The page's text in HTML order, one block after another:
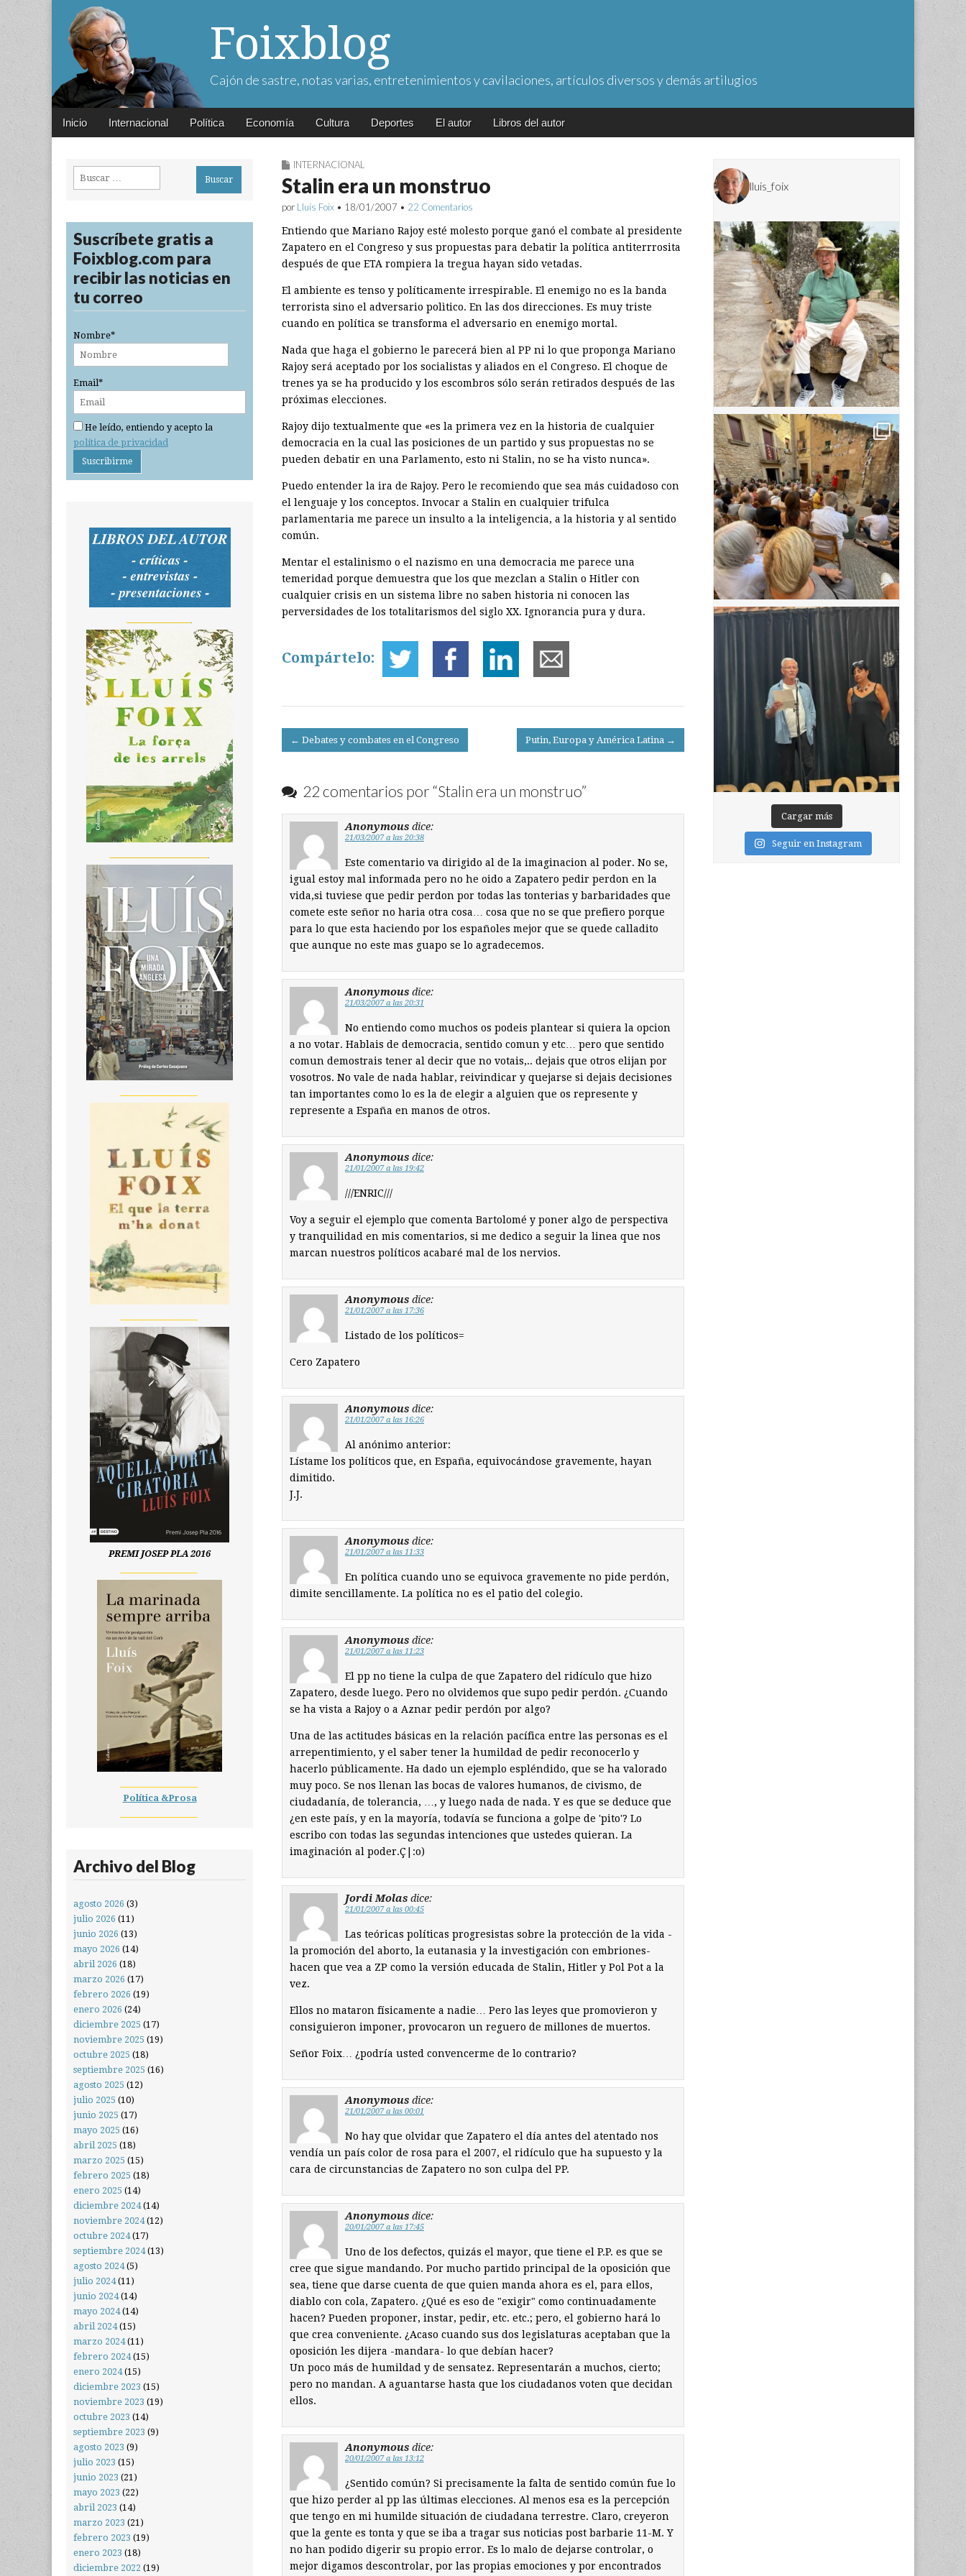
Foixblog
Cajón de sastre, notas varias, entretenimientos y cavilaciones, artículos diversos y demás artilugios
Main
Skip
Inicio Internacional Política Economía Cultura Deportes El autor Libros del autor
INTERNACIONAL
Stalin era un monstruo
por Lluís Foix • 18/01/2007 • 22 Comentarios
Entiendo que Mariano Rajoy esté molesto porque ganó el combate al presidente
Zapatero en el Congreso y sus propuestas para debatir la política antiterrrosita
después de que ETA rompiera la tregua hayan sido vetadas.
El ambiente es tenso y políticamente irrespirable. El enemigo no es la banda
terrorista sino el adversario polìtico. En las dos direcciones. Es muy triste
cuando en política se transforma el adversario en enemigo mortal.
Nada que haga el gobierno le parecerá bien al PP ni lo que proponga Mariano
Rajoy será aceptado por los socialistas y aliados en el Congreso. El choque de
trenes ya se ha producido y los escombros sólo serán retirados después de las
próximas elecciones.
Rajoy dijo textualmente que «es la primera vez en la historia de cualquier
democracia en la cual las posiciones de un partido y sus propuestas no se
pueden debatir en una Parlamento, esto ni Stalin, no se ha visto nunca».
Puedo entender la ira de Rajoy. Pero le recomiendo que sea más cuidadoso con
el lenguaje y los conceptos. Invocar a Stalin en cualquier trifulca
parlamentaria me parece un insulto a la inteligencia, a la historia y al sentido
común.
Mentar el estalinismo o el nazismo en una democracia me parece una
temeridad porque demuestra que los que mezclan a Stalin o Hitler con
cualquier crisis en un sistema libre no saben historia ni conocen las
perversidades de los totalitarismos del siglo XX. Ignorancia pura y dura.
Compártelo:
Post
navigation
← Debates y combates en el Congreso Putin, Europa y América Latina →
22 comentarios por “Stalin era un monstruo”
Anonymous dice:
21/03/2007 a las 20:38
Este comentario va dirigido al de la imaginacion al poder. No se,
igual estoy mal informada pero no he oido a Zapatero pedir perdon en la
vida,si tuviese que pedir perdon por todas las tonterias y barbaridades que
comete este señor no haria otra cosa… cosa que no se que prefiero porque
para lo que esta haciendo por los españoles mejor que se quede calladito
que aunque no este mas guapo se lo agradecemos.
Anonymous dice:
21/03/2007 a las 20:31
No entiendo como muchos os podeis plantear si quiera la opcion
a no votar. Hablais de democracia, sentido comun y etc… pero que sentido
comun demostrais tener al decir que no votais,.. dejais que otros elijan por
vosotros. No vale de nada hablar, reivindicar y quejarse si dejais decisiones
tan importantes como lo es la de elegir a alguien que os represente y
represente a España en manos de otros.
Anonymous dice:
21/01/2007 a las 19:42
///ENRIC///
Voy a seguir el ejemplo que comenta Bartolomé y poner algo de perspectiva
y tranquilidad en mis comentarios, si me dedico a seguir la linea que nos
marcan nuestros políticos acabaré mal de los nervios.
Anonymous dice:
21/01/2007 a las 17:36
Listado de los políticos=
Cero Zapatero
Anonymous dice:
21/01/2007 a las 16:26
Al anónimo anterior:
Lístame los políticos que, en España, equivocándose gravemente, hayan
dimitido.
J.J.
Anonymous dice:
21/01/2007 a las 11:33
En política cuando uno se equivoca gravemente no pide perdón,
dimite sencillamente. La política no es el patio del colegio.
Anonymous dice:
21/01/2007 a las 11:23
El pp no tiene la culpa de que Zapatero del ridículo que hizo
Zapatero, desde luego. Pero no olvidemos que supo pedir perdón. ¿Cuando
se ha vista a Rajoy o a Aznar pedir perdón por algo?
Una de las actitudes básicas en la relación pacífica entre las personas es el
arrepentimiento, y el saber tener la humildad de pedir reconocerlo y
hacerlo públicamente. Ha dado un ejemplo espléndido, que se ha valorado
muy poco. Se nos llenan las bocas de valores humanos, de civismo, de
ciudadanía, de tolerancia, …, y luego nada de nada. Y es que se deduce que
¿en este país, y en la mayoría, todavía se funciona a golpe de 'pito'? Lo
escribo con todas las segundas intenciones que ustedes quieran. La
imaginación al poder.Ç|:o)
Jordi Molas dice:
21/01/2007 a las 00:45
Las teóricas políticas progresistas sobre la protección de la vida -
la promoción del aborto, la eutanasia y la investigación con embriones-
hacen que vea a ZP como la versión educada de Stalin, Hitler y Pol Pot a la
vez.
Ellos no mataron físicamente a nadie… Pero las leyes que promovieron y
consiguieron imponer, provocaron un reguero de millones de muertos.
Señor Foix… ¿podría usted convencerme de lo contrario?
Anonymous dice:
21/01/2007 a las 00:01
No hay que olvidar que Zapatero el día antes del atentado nos
vendía un país color de rosa para el 2007, el ridículo que ha supuesto y la
cara de circunstancias de Zapatero no son culpa del PP.
Anonymous dice:
20/01/2007 a las 17:45
Uno de los defectos, quizás el mayor, que tiene el P.P. es que se
cree que sigue mandando. Por mucho partido principal de la oposición que
sea, tiene que darse cuenta de que quien manda ahora es el, para ellos,
diablo con cola, Zapatero. ¿Qué es eso de "exigir" como continuadamente
hacen? Pueden proponer, instar, pedir, etc. etc.; pero, el gobierno hará lo
que crea conveniente. ¿Acaso cuando sus dos legislaturas aceptaban que la
oposición les dijera -mandara- lo que debían hacer?
Un poco más de humildad y de sensatez. Representarán a muchos, cierto;
pero no mandan. A aguantarse hasta que los ciudadanos voten que decidan
ellos.
Anonymous dice:
20/01/2007 a las 13:12
¿Sentido común? Si precisamente la falta de sentido común fue lo
que hizo perder al pp las últimas elecciones. Al menos esa es la percepción
que tengo en mi humilde situación de ciudadana terrestre. Claro, creyeron
que la gente es tonta y que se iba a tragar sus noticias post barbarie 11-M. Y
no han podido digerir su propio error. Es lo malo de dejarse controlar, o
mejor digamos descontrolar, por las propias emociones y por encontrados
Buscar:
Suscríbete gratis a
Foixblog.com para
recibir las noticias en
tu correo
Nombre*
Email*
He leído, entiendo y acepto la
política de privacidad
PREMI JOSEP PLA 2016
Política &Prosa
Archivo del Blog
agosto 2026 (3)
julio 2026 (11)
junio 2026 (13)
mayo 2026 (14)
abril 2026 (18)
marzo 2026 (17)
febrero 2026 (19)
enero 2026 (24)
diciembre 2025 (17)
noviembre 2025 (19)
octubre 2025 (18)
septiembre 2025 (16)
agosto 2025 (12)
julio 2025 (10)
junio 2025 (17)
mayo 2025 (16)
abril 2025 (18)
marzo 2025 (15)
febrero 2025 (18)
enero 2025 (14)
diciembre 2024(14)
noviembre 2024(12)
octubre 2024(17)
septiembre 2024(13)
agosto 2024(5)
julio 2024(11)
junio 2024(14)
mayo 2024(14)
abril 2024(15)
marzo 2024(11)
febrero 2024(15)
enero 2024(15)
diciembre 2023 (15)
noviembre 2023 (19)
octubre 2023 (14)
septiembre 2023 (9)
agosto 2023 (9)
julio 2023 (15)
junio 2023 (21)
mayo 2023 (22)
abril 2023 (14)
marzo 2023 (21)
febrero 2023 (19)
enero 2023 (18)
diciembre 2022 (19)
lluis_foix
Cargar más
Seguir en Instagram